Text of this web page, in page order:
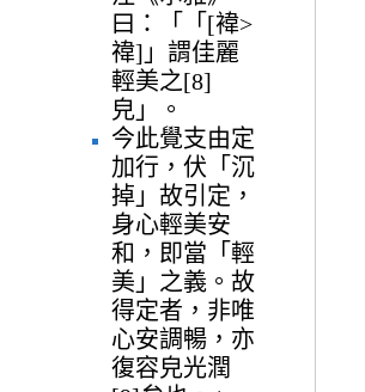
曰：「「[褘>
禕]」謂佳麗
輕美之[8]
皃」。
今此覺支由定
加行，伏「沉
掉」故引定，
身心輕美安
和，即當「輕
美」之義。故
得定者，非唯
心安調暢，亦
復容皃光潤